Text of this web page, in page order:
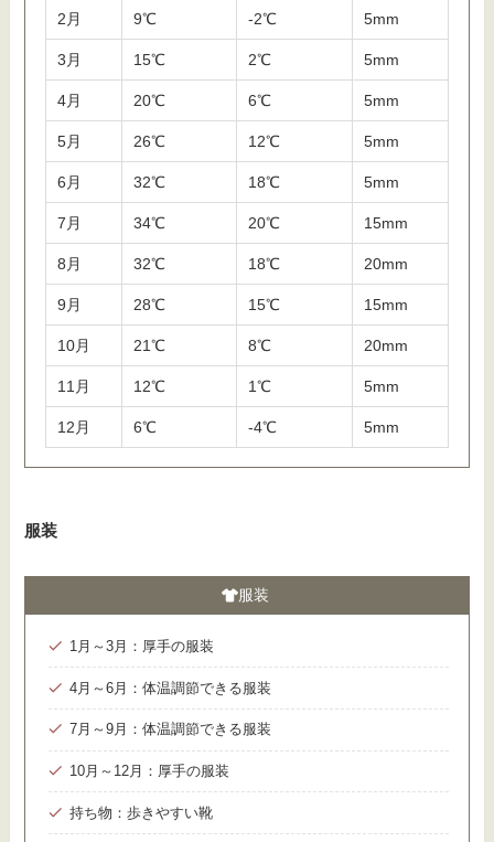
2月 9℃ -2℃ 5mm
3月 15℃ 2℃ 5mm
4月 20℃ 6℃ 5mm
5月 26℃ 12℃ 5mm
6月 32℃ 18℃ 5mm
7月 34℃ 20℃ 15mm
8月 32℃ 18℃ 20mm
9月 28℃ 15℃ 15mm
10月 21℃ 8℃ 20mm
11月 12℃ 1℃ 5mm
12月 6℃ -4℃ 5mm
服装
服装
1月～3月：厚手の服装
4月～6月：体温調節できる服装
7月～9月：体温調節できる服装
10月～12月：厚手の服装
持ち物：歩きやすい靴